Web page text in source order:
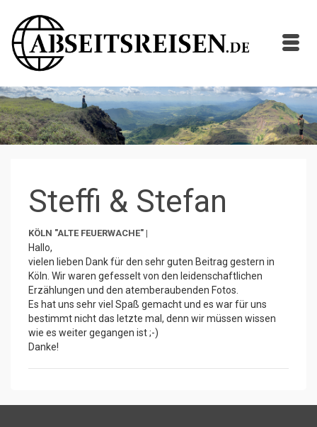
Steffi & Stefan
KÖLN "ALTE FEUERWACHE" |
Hallo,
vielen lieben Dank für den sehr guten Beitrag gestern in
Köln. Wir waren gefesselt von den leidenschaftlichen
Erzählungen und den atemberaubenden Fotos.
Es hat uns sehr viel Spaß gemacht und es war für uns
bestimmt nicht das letzte mal, denn wir müssen wissen
wie es weiter gegangen ist ;-)
Danke!